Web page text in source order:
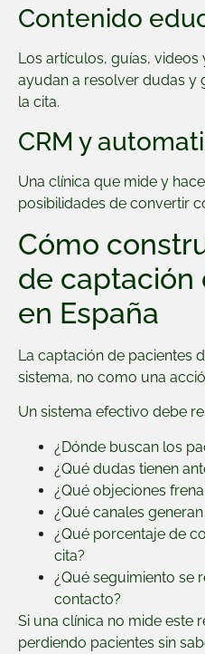
Contenido
Los artículos, guías,
ayudan a resolver dudas y
la cita.
CRM y
Una clínica que mide y
posibilidades de convertir
Cómo
de captación
en España
La captación de pacientes
sistema, no como una
Un sistema efectivo debe
¿Dónde buscan los
¿Qué dudas tienen
¿Qué objeciones
¿Qué canales
¿Qué porcentaje de
cita?
¿Qué seguimiento se
contacto?
Si una clínica no mide este
perdiendo pacientes sin